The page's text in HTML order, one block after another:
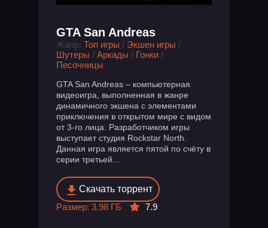
GTA San Andreas
Жанр: Топ игры / Экшен игры /
Шутеры / Аркады / Гонки /
Песочницы
GTA San Andreas – компьютерная
видеоигра, выполненная в жанре
динамичного экшена с элементами
приключения в открытом мире с видом
от 3-го лица. Разработчиком игры
выступает студия Rockstar North.
Данная игра является пятой по счёту в
серии третьей...
Скачать торрент
Размер: 3.98 ГБ
7.9